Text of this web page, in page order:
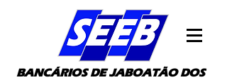
BANCÁRIOS DE JABOATÃO DOS